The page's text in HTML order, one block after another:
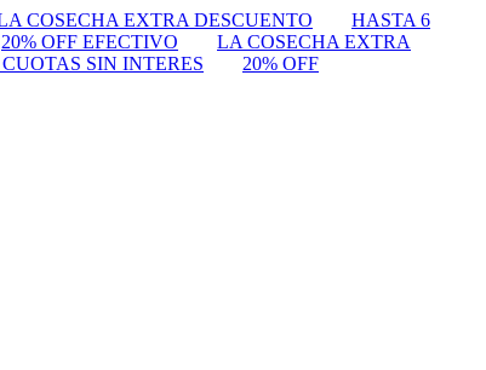
COSECHA EXTRA DESCUENTO
HASTA 6
20% OFF EFECTIVO
LA COSECHA EXTRA
SIN INTERES
20% OFF